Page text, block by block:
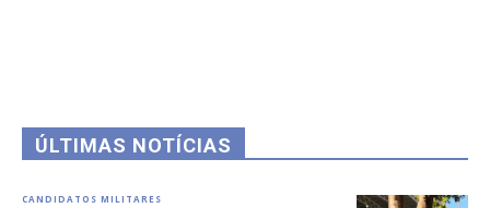
ÚLTIMAS NOTÍCIAS
CANDIDATOS MILITARES